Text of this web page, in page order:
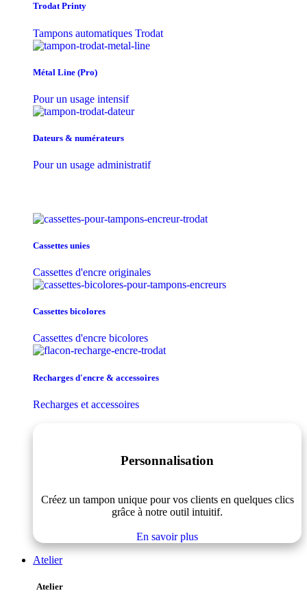
Trodat Printy
Tampons automatiques Trodat
Métal Line (Pro)
Pour un usage intensif
Dateurs & numérateurs
Pour un usage administratif
Cassettes unies
Cassettes d'encre originales
Cassettes bicolores
Cassettes d'encre bicolores
Recharges d'encre & accessoires
Recharges et accessoires
Personnalisation
Créez un tampon unique pour vos clients en quelques clics
grâce à notre outil intuitif.
En savoir plus
Atelier
Atelier